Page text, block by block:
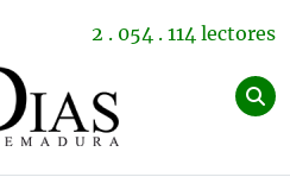
2 . 054 . 114 lectores